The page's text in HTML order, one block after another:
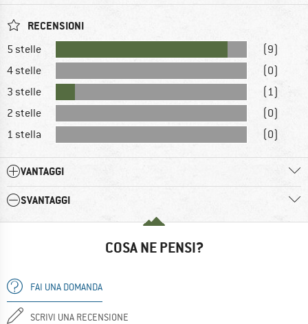
RECENSIONI
5 stelle
(9)
4 stelle
(0)
3 stelle
(1)
2 stelle
(0)
1 stella
(0)
VANTAGGI
SVANTAGGI
COSA NE PENSI?
FAI UNA DOMANDA
SCRIVI UNA RECENSIONE